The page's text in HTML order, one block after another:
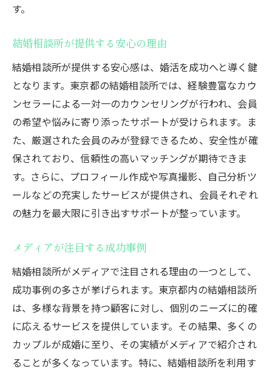
す。
結婚相談所が提供する安心の理由
結婚相談所が提供する安心感は、婚活を成功へと導く鍵
となります。東京都の結婚相談所では、経験豊富なカウ
ンセラーによる一対一のカウンセリングが行われ、会員
の希望や悩みに寄り添ったサポートが受けられます。ま
た、厳選された会員のみが登録できるため、安全性が確
保されており、信頼性の高いマッチングが期待できま
す。さらに、プロフィール作成や写真撮影、自己分析ツ
ールなどの充実したサービスが提供され、会員それぞれ
の魅力を最大限に引き出すサポートが整っています。
メディアが注目する成功事例
結婚相談所がメディアで注目される理由の一つとして、
成功事例の多さが挙げられます。東京都内の結婚相談所
は、多様な背景を持つ顧客に対し、個別のニーズに的確
に応えるサービスを提供しています。その結果、多くの
カップルが成婚に至り、その実績がメディアで紹介され
ることが多くなっています。特に、結婚相談所を利用す